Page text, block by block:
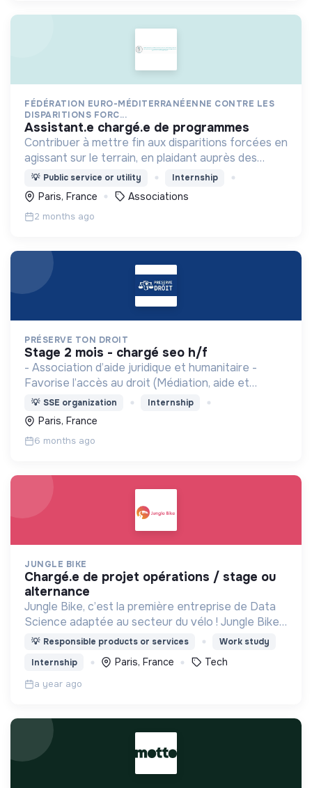
FÉDÉRATION EURO-MÉDITERRANÉENNE CONTRE LES
DISPARITIONS FORC...
assistant.e chargé.e de programmes
Contribuer à mettre fin aux disparitions forcées en
agissant sur le terrain, en plaidant auprès des
institutions internationales et en formant les
acteurs locaux.
💡 Public service or utility Internship
Paris, France Associations
2 months ago
PRÉSERVE TON DROIT
stage 2 mois - chargé seo h/f
- Association d’aide juridique et humanitaire -
Favorise l’accès au droit (Médiation, aide et
accompagnement) - Projets humanitaires
💡 SSE organization Internship
Paris, France
6 months ago
JUNGLE BIKE
chargé.e de projet opérations / stage ou
alternance
Jungle Bike, c’est la première entreprise de Data
Science adaptée au secteur du vélo ! Jungle Bike
révolutionne la mobilité durable pour les cyclistes
💡 Responsible products or services
Work study
Internship
Paris, France Tech
a year ago